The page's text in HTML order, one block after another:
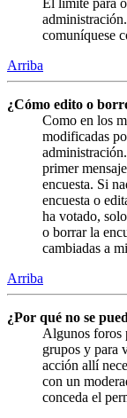
comuníquese
Arriba
¿Cómo edito o
Como en los
modificadas
primer
encuesta. Si
encuesta o
ha votado,
o borrar la
cambiadas a
Arriba
¿Por qué no se
Algunos foros
grupos y para
acción allí
con un
conceda el